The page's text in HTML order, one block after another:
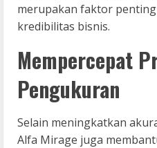
merupakan faktor
kredibilitas bisnis.
Mempercepat
Pengukuran
Selain meningkatkan
Alfa Mirage juga